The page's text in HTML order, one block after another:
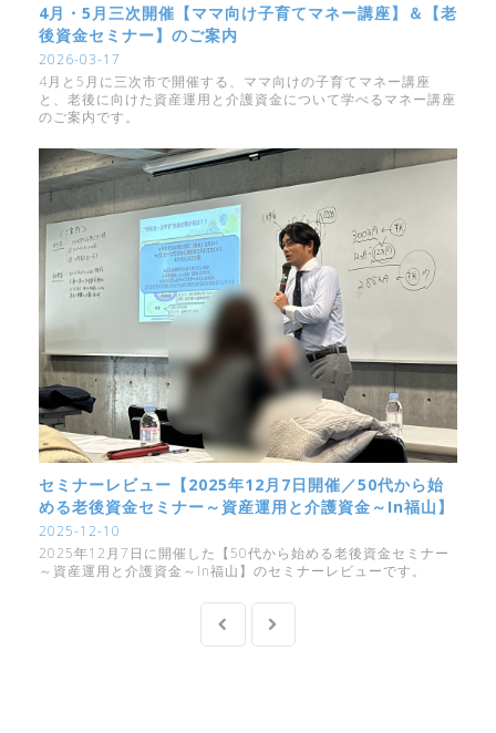
4月・5月三次開催【ママ向け子育てマネー講座】＆【老
後資金セミナー】のご案内
2026-03-17
4月と5月に三次市で開催する、ママ向けの子育てマネー講座
と、老後に向けた資産運用と介護資金について学べるマネー講座
のご案内です。
セミナーレビュー【2025年12月7日開催／50代から始
める老後資金セミナー～資産運用と介護資金～in福山】
2025-12-10
2025年12月7日に開催した【50代から始める老後資金セミナー
～資産運用と介護資金～in福山】のセミナーレビューです。